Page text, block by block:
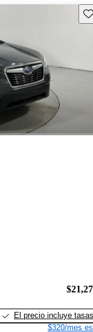
El precio incluye tasas
$320/mes